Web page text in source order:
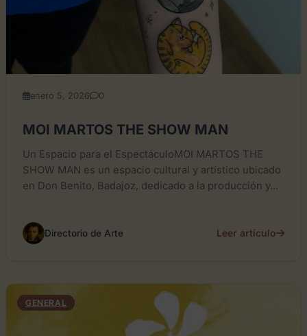
enero 5, 2026 0
MOI MARTOS THE SHOW MAN
Un Espacio para el EspectáculoMOI MARTOS THE
SHOW MAN es un espacio cultural y artístico ubicado
en Don Benito, Badajoz, dedicado a la producción y...
Directorio de Arte Leer artículo
GENERAL